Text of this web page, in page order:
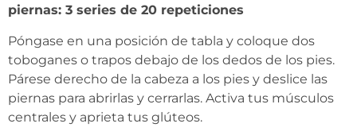
piernas: 3 series de 20 repeticiones
Póngase en una posición de tabla y coloque dos
toboganes o trapos debajo de los dedos de los pies.
Párese derecho de la cabeza a los pies y deslice las
piernas para abrirlas y cerrarlas. Activa tus músculos
centrales y aprieta tus glúteos.